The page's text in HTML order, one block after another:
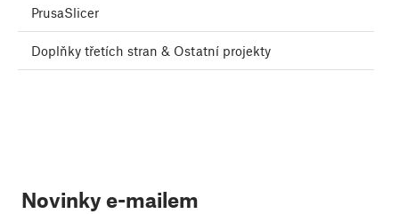
PrusaSlicer
Doplňky třetích stran & Ostatní projekty
Novinky e-mailem